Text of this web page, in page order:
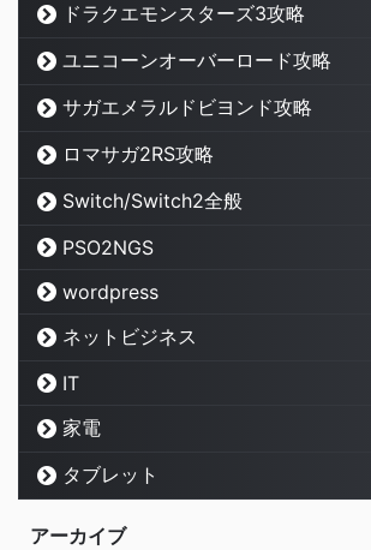
ドラクエモンスターズ3攻略
ユニコーンオーバーロード攻略
サガエメラルドビヨンド攻略
ロマサガ2RS攻略
Switch/Switch2全般
PSO2NGS
wordpress
ネットビジネス
IT
家電
タブレット
アーカイブ